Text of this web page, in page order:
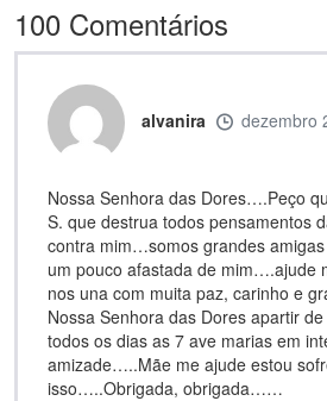
100 Comentários
alvanira dezembro
Nossa Senhora das Dores….Peço
S. que destrua todos pensamentos
contra mim…somos grandes
um pouco afastada de mim….ajude
nos una com muita paz, carinho e
Nossa Senhora das Dores apartir
todos os dias as 7 ave marias em
amizade…..Mãe me ajude estou
isso…..Obrigada, obrigada……